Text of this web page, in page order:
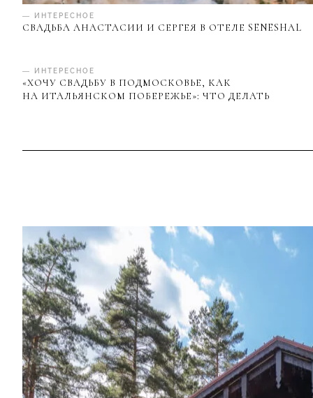
— ИНТЕРЕСНОЕ
СВАДЬБА АНАСТАСИИ И СЕРГЕЯ В ОТЕЛЕ SENESHAL
— ИНТЕРЕСНОЕ
«ХОЧУ СВАДЬБУ В ПОДМОСКОВЬЕ, КАК
НА ИТАЛЬЯНСКОМ ПОБЕРЕЖЬЕ»: ЧТО ДЕЛАТЬ